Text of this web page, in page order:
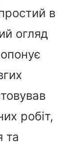
в
огляд
робіт,
та